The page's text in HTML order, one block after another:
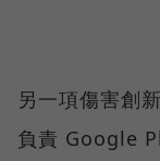
另一項傷害創
負責 Google